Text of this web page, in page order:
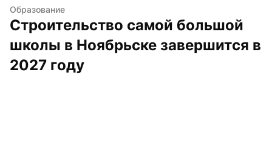
Образование
Строительство самой большой
школы в Ноябрьске завершится в
2027 году